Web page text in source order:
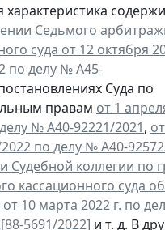
характеристика
Седьмого
суда от 12 октября
по делу № А45-
Суда по
правам от 1
№ А40-92221/2021,
по делу № А40-
Судебной коллегии по
кассационного суда
10 марта 2022 г. по
5691/2022] и т. д. В